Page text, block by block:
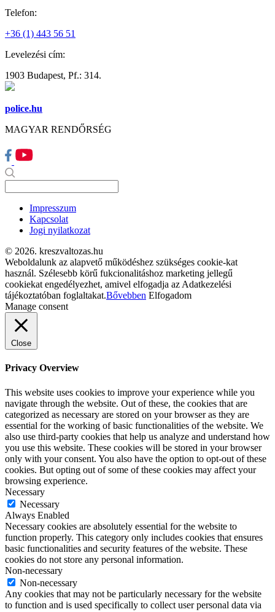
Telefon:
+36 (1) 443 56 51
Levelezési cím:
1903 Budapest, Pf.: 314.
police.hu
MAGYAR RENDŐRSÉG
Impresszum
Kapcsolat
Jogi nyilatkozat
© 2026. kreszvaltozas.hu
Weboldalunk az alapvető működéshez szükséges cookie-kat
használ. Szélesebb körű fukcionalitáshoz marketing jellegű
cookiekat engedélyezhet, amivel elfogadja az Adatkezelési
tájékoztatóban foglaltakat.Bővebben Elfogadom
Manage consent
Close
Privacy Overview
This website uses cookies to improve your experience while you
navigate through the website. Out of these, the cookies that are
categorized as necessary are stored on your browser as they are
essential for the working of basic functionalities of the website. We
also use third-party cookies that help us analyze and understand how
you use this website. These cookies will be stored in your browser
only with your consent. You also have the option to opt-out of these
cookies. But opting out of some of these cookies may affect your
browsing experience.
Necessary
Necessary
Always Enabled
Necessary cookies are absolutely essential for the website to
function properly. This category only includes cookies that ensures
basic functionalities and security features of the website. These
cookies do not store any personal information.
Non-necessary
Non-necessary
Any cookies that may not be particularly necessary for the website
to function and is used specifically to collect user personal data via